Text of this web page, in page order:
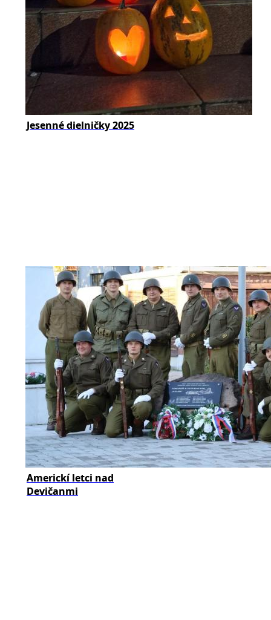
Jesenné dielničky 2025
Americkí letci nad
Devičanmi